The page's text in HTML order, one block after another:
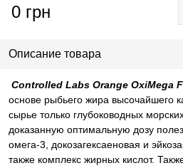
0 грн
Описание товара
Controlled Labs Orange OxiMega
основе рыбьего жира высочайшего
сырье только глубоководных
доказанную оптимальную дозу
омега-3, докозагексаеновая и
также комплекс жирных кислот.